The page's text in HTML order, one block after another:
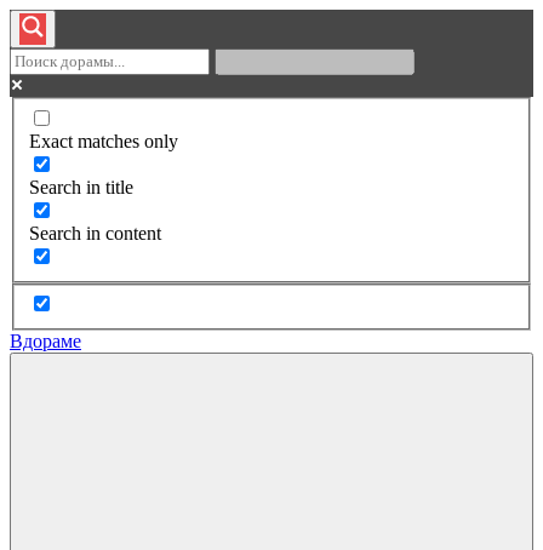
Exact matches only
Search in title
Search in content
Вдораме